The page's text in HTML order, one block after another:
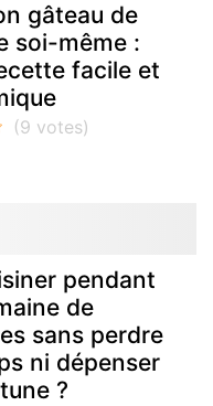
gâteau de
soi-même :
facile et
pendant
de
sans perdre
ni dépenser
?